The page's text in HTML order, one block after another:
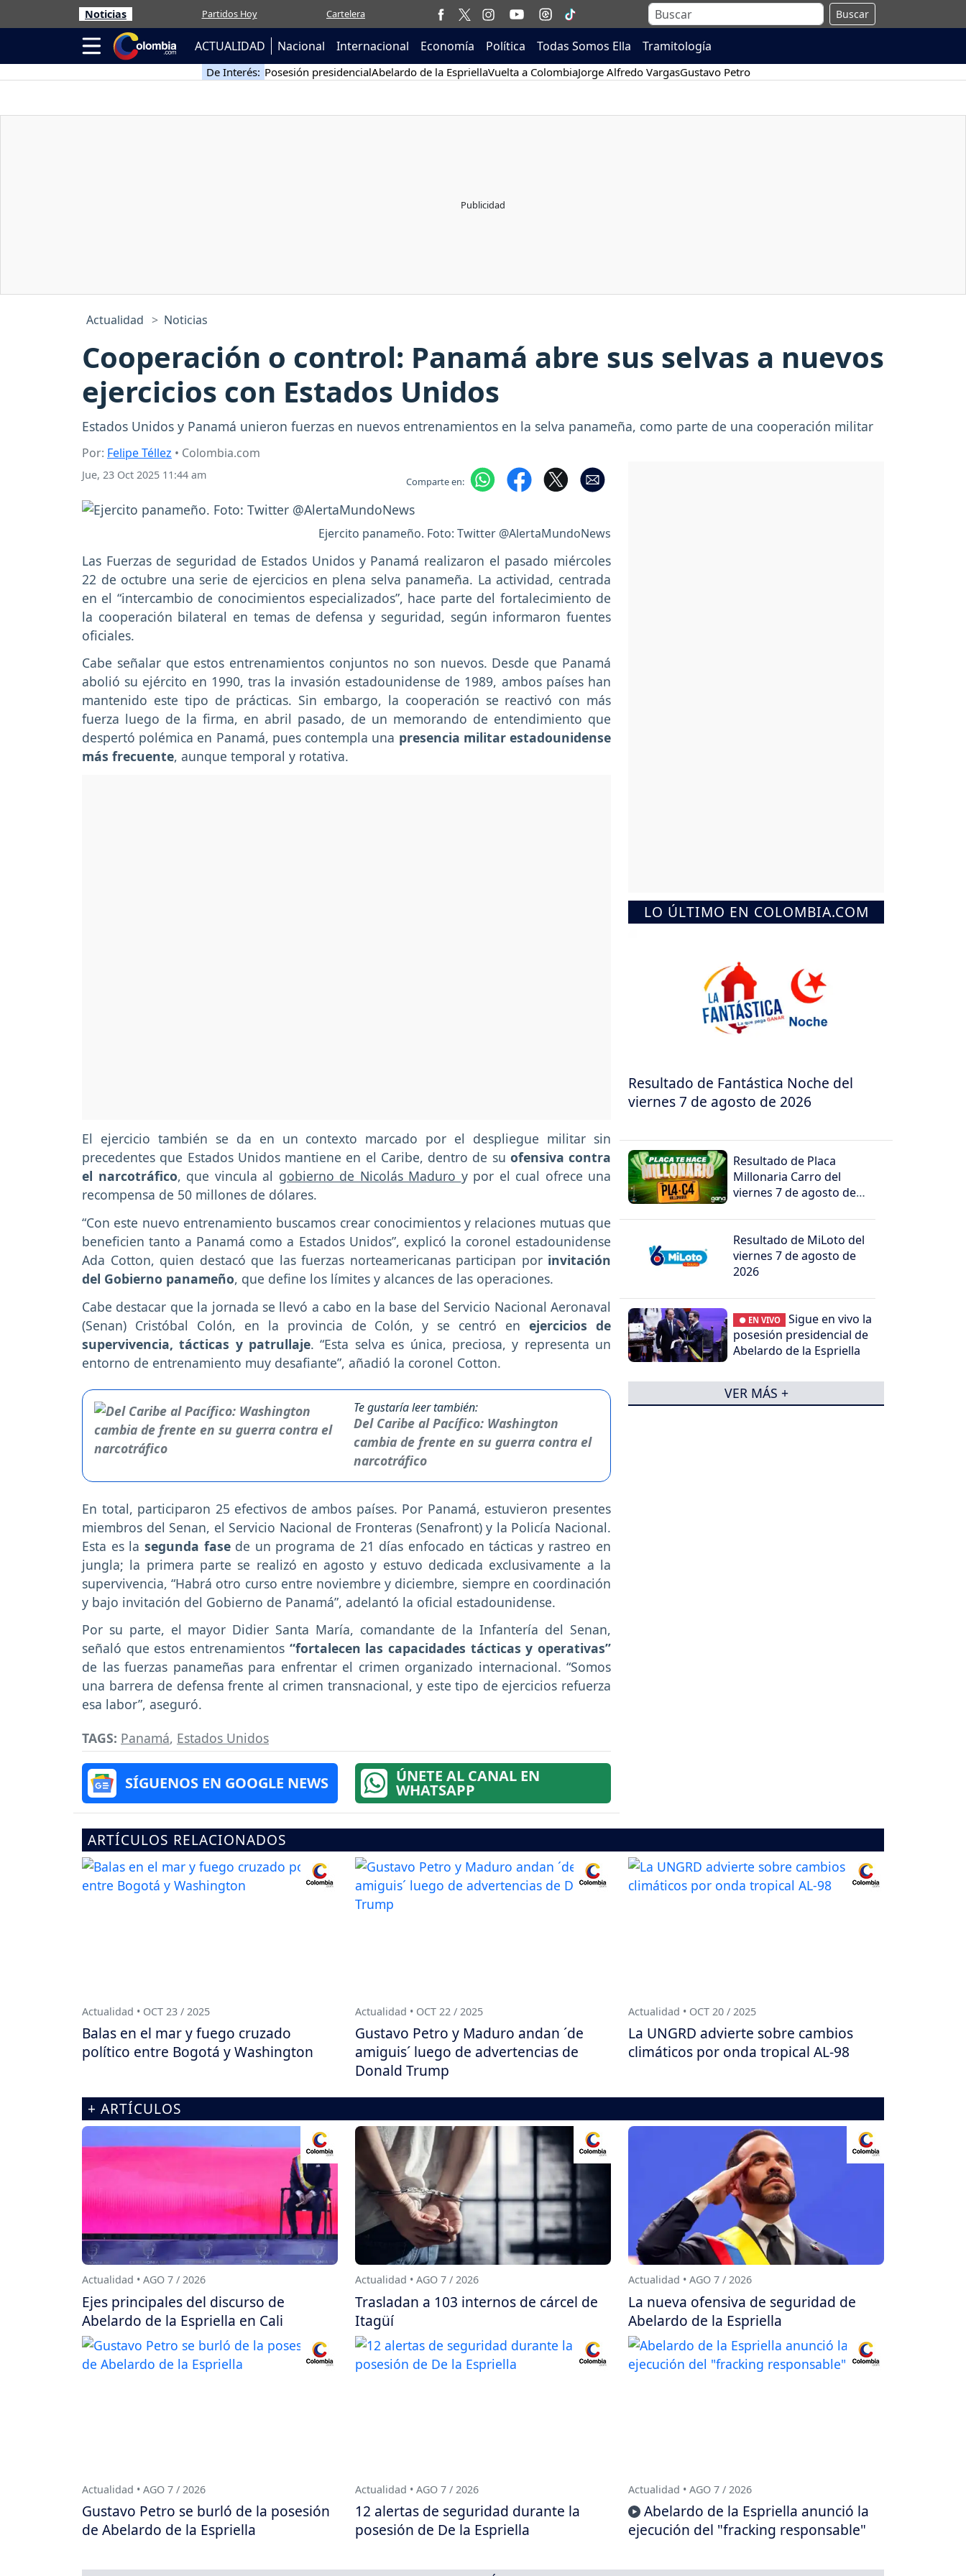
Noticias Partidos Hoy Cartelera Buscar
ACTUALIDAD Nacional Internacional Economía Política Todas Somos Ella Tramitología
De Interés: Posesión presidencialAbelardo de la EspriellaVuelta a ColombiaJorge Alfredo VargasGustavo Petro
Actualidad Noticias
Cooperación o control: Panamá abre sus selvas a nuevos
ejercicios con Estados Unidos
Estados Unidos y Panamá unieron fuerzas en nuevos entrenamientos en la selva panameña, como parte de una cooperación militar
Por: Felipe Téllez • Colombia.com
Jue, 23 Oct 2025 11:44 am Comparte en:
Ejercito panameño. Foto: Twitter @AlertaMundoNews
Las Fuerzas de seguridad de Estados Unidos y Panamá realizaron el pasado miércoles
22 de octubre una serie de ejercicios en plena selva panameña. La actividad, centrada
en el “intercambio de conocimientos especializados”, hace parte del fortalecimiento de
la cooperación bilateral en temas de defensa y seguridad, según informaron fuentes
oficiales.
Cabe señalar que estos entrenamientos conjuntos no son nuevos. Desde que Panamá
abolió su ejército en 1990, tras la invasión estadounidense de 1989, ambos países han
mantenido este tipo de prácticas. Sin embargo, la cooperación se reactivó con más
fuerza luego de la firma, en abril pasado, de un memorando de entendimiento que
despertó polémica en Panamá, pues contempla una presencia militar estadounidense
más frecuente, aunque temporal y rotativa.
El ejercicio también se da en un contexto marcado por el despliegue militar sin
precedentes que Estados Unidos mantiene en el Caribe, dentro de su ofensiva contra
el narcotráfico, que vincula al gobierno de Nicolás Maduro y por el cual ofrece una
recompensa de 50 millones de dólares.
“Con este nuevo entrenamiento buscamos crear conocimientos y relaciones mutuas que
beneficien tanto a Panamá como a Estados Unidos”, explicó la coronel estadounidense
Ada Cotton, quien destacó que las fuerzas norteamericanas participan por invitación
del Gobierno panameño, que define los límites y alcances de las operaciones.
Cabe destacar que la jornada se llevó a cabo en la base del Servicio Nacional Aeronaval
(Senan) Cristóbal Colón, en la provincia de Colón, y se centró enejercicios de
supervivencia, tácticas y patrullaje. “Esta selva es única, preciosa, y representa un
entorno de entrenamiento muy desafiante”, añadió la coronel Cotton.
Te gustaría leer también:
Del Caribe al Pacífico: Washington
cambia de frente en su guerra contra el
narcotráfico
En total, participaron 25 efectivos de ambos países. Por Panamá, estuvieron presentes
miembros del Senan, el Servicio Nacional de Fronteras (Senafront) y la Policía Nacional.
Esta es la segunda fasede un programa de 21 días enfocado en tácticas y rastreo en
jungla; la primera parte se realizó en agosto y estuvo dedicada exclusivamente a la
supervivencia, “Habrá otro curso entre noviembre y diciembre, siempre en coordinación
y bajo invitación del Gobierno de Panamá”, adelantó la oficial estadounidense.
Por su parte, el mayor Didier Santa María, comandante de la Infantería del Senan,
señaló que estos entrenamientos “fortalecen las capacidades tácticas y operativas”
de las fuerzas panameñas para enfrentar el crimen organizado internacional. “Somos
una barrera de defensa frente al crimen transnacional, y este tipo de ejercicios refuerza
esa labor”, aseguró.
TAGS: Panamá, Estados Unidos
SÍGUENOS EN GOOGLE NEWS ÚNETE AL CANAL EN
WHATSAPP
LO ÚLTIMO EN COLOMBIA.COM
Resultado de Fantástica Noche del
viernes 7 de agosto de 2026
Resultado de Placa
Millonaria Carro del
viernes 7 de agosto de
Resultado de MiLoto del
viernes 7 de agosto de
2026
● EN VIVO
Sigue en vivo la
posesión presidencial de
Abelardo de la Espriella
VER MÁS +
ARTÍCULOS RELACIONADOS
Actualidad • OCT 23 / 2025
Balas en el mar y fuego cruzado
político entre Bogotá y Washington
Actualidad • OCT 22 / 2025
Gustavo Petro y Maduro andan ´de
amiguis´ luego de advertencias de
Donald Trump
Actualidad • OCT 20 / 2025
La UNGRD advierte sobre cambios
climáticos por onda tropical AL-98
+ ARTÍCULOS
Actualidad • AGO 7 / 2026
Ejes principales del discurso de
Abelardo de la Espriella en Cali
Actualidad • AGO 7 / 2026
Trasladan a 103 internos de cárcel de
Itagüí
Actualidad • AGO 7 / 2026
La nueva ofensiva de seguridad de
Abelardo de la Espriella
Actualidad • AGO 7 / 2026
Gustavo Petro se burló de la posesión
de Abelardo de la Espriella
Actualidad • AGO 7 / 2026
12 alertas de seguridad durante la
posesión de De la Espriella
Actualidad • AGO 7 / 2026
Abelardo de la Espriella anunció la
ejecución del "fracking responsable"